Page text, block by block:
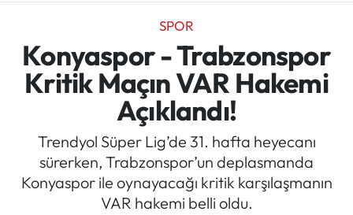
SPOR
Konyaspor - Trabzonspor
Kritik Maçın VAR Hakemi
Açıklandı!
Trendyol Süper Lig’de 31. hafta heyecanı
sürerken, Trabzonspor’un deplasmanda
Konyaspor ile oynayacağı kritik karşılaşmanın
VAR hakemi belli oldu.
Spor
Kültür/Sanat
Politik Kulis
Trabzon Hava Durumu
Trabzon Trafik Yoğunluk Haritası
Süper Lig Puan Durumu ve Fikstür
Tüm Manşetler
Son Dakika Haberleri
Haber Arşivi